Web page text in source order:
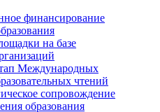
финансирование
на базе
Международных
чтений
сопровождение
образования